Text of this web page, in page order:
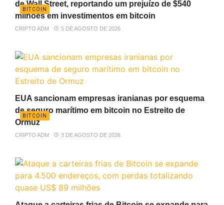
BITCOIN
de Wall Street, reportando um prejuízo de $540
milhões em investimentos em bitcoin
CRIPTO ADM 5 DE AGOSTO DE 2026
BITCOIN
EUA sancionam empresas iranianas por esquema
de seguro marítimo em bitcoin no Estreito de
Ormuz
CRIPTO ADM 3 DE AGOSTO DE 2026